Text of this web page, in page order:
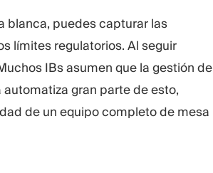
blanca, puedes capturar las
límites regulatorios. Al seguir
IBs asumen que la gestión de
gran parte de esto,
de un equipo completo de mesa